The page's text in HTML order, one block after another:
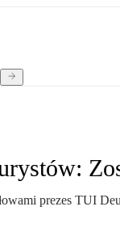
prezes TUI